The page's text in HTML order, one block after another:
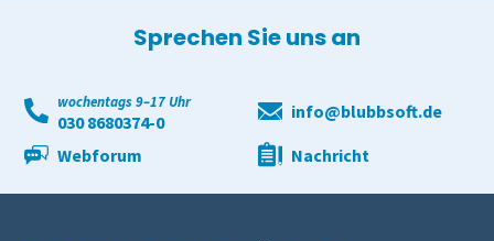
Sprechen Sie uns an
wochentags 9–17 Uhr
030 8680374-0
info@blubbsoft.de
Webforum
Nachricht